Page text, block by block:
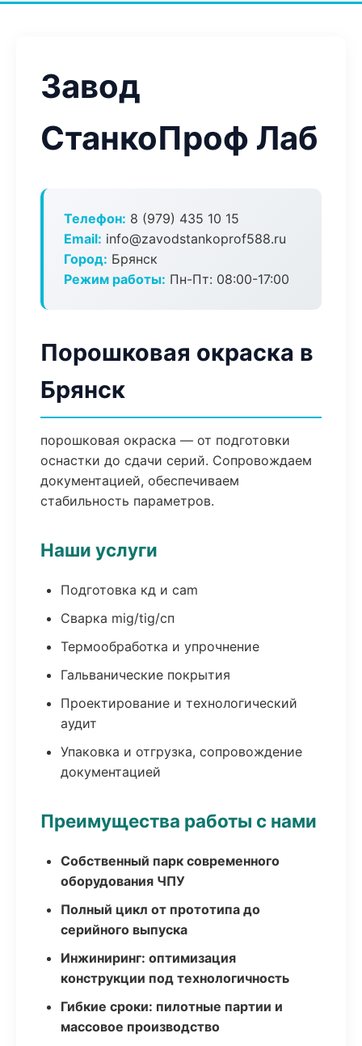
Завод
СтанкоПроф Лаб
Телефон: 8 (979) 435 10 15
Email: info@zavodstankoprof588.ru
Город: Брянск
Режим работы: Пн-Пт: 08:00-17:00
Порошковая окраска в
Брянск
порошковая окраска — от подготовки
оснастки до сдачи серий. Сопровождаем
документацией, обеспечиваем
стабильность параметров.
Наши услуги
Подготовка кд и cam
Сварка mig/tig/сп
Термообработка и упрочнение
Гальванические покрытия
Проектирование и технологический
аудит
Упаковка и отгрузка, сопровождение
документацией
Преимущества работы с нами
Собственный парк современного
оборудования ЧПУ
Полный цикл от прототипа до
серийного выпуска
Инжиниринг: оптимизация
конструкции под технологичность
Гибкие сроки: пилотные партии и
массовое производство